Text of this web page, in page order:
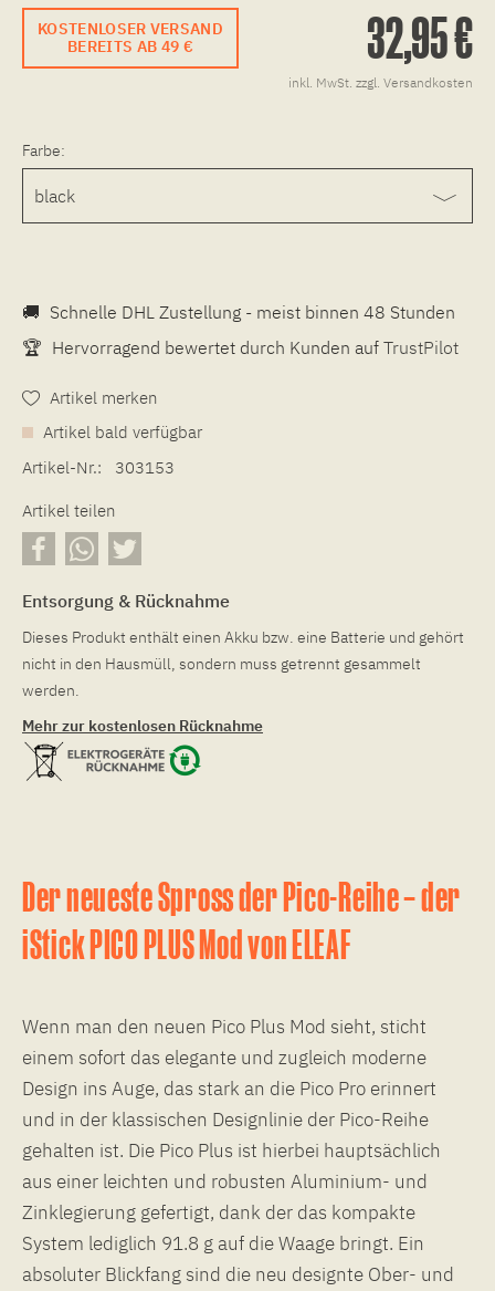
KOSTENLOSER VERSAND
BEREITS AB 49 €
32,95 €
inkl. MwSt. zzgl. Versandkosten
Farbe:
🚚 Schnelle DHL Zustellung - meist binnen 48 Stunden
🏆 Hervorragend bewertet durch Kunden auf TrustPilot
Artikel merken
Artikel bald verfügbar
Artikel-Nr.:
303153
Artikel teilen
Entsorgung & Rücknahme
Dieses Produkt enthält einen Akku bzw. eine Batterie und gehört
nicht in den Hausmüll, sondern muss getrennt gesammelt
werden.
Mehr zur kostenlosen Rücknahme
Der neueste Spross der Pico-Reihe – der
iStick PICO PLUS Mod von ELEAF
Wenn man den neuen Pico Plus Mod sieht, sticht
einem sofort das elegante und zugleich moderne
Design ins Auge, das stark an die Pico Pro erinnert
und in der klassischen Designlinie der Pico-Reihe
gehalten ist. Die Pico Plus ist hierbei hauptsächlich
aus einer leichten und robusten Aluminium- und
Zinklegierung gefertigt, dank der das kompakte
System lediglich 91.8 g auf die Waage bringt. Ein
absoluter Blickfang sind die neu designte Ober- und